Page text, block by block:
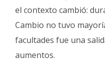
el contexto cambió:
Cambio no tuvo
facultades fue una
aumentos.